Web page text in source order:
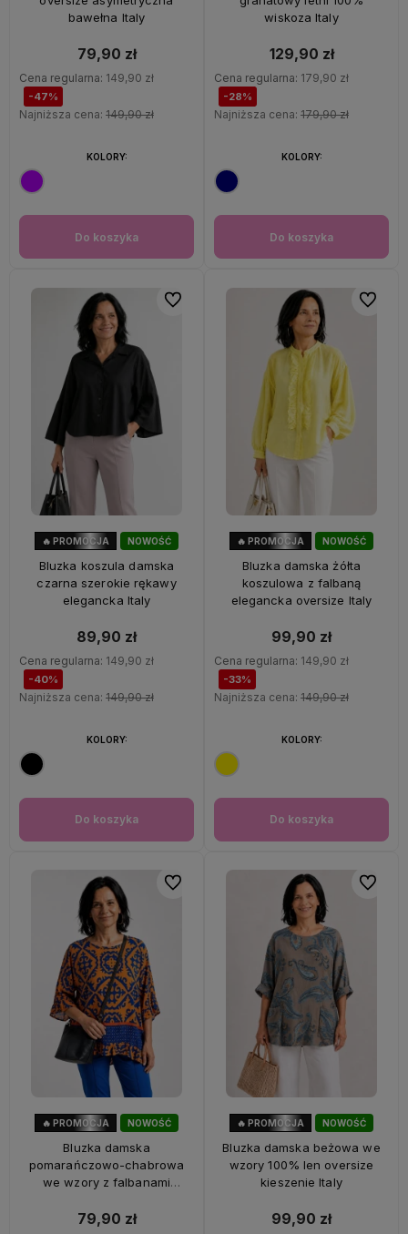
bawełna Italy
79,90 zł
Cena regularna: 149,90 zł
-47%
Najniższa cena: 149,90 zł
Do koszyka
KOLORY:
wiskoza Italy
129,90 zł
Cena regularna: 179,90 zł
-28%
Najniższa cena: 179,90 zł
Do koszyka
KOLORY:
NOWOŚĆ
🔥 PROMOCJA
Bluzka koszula damska
czarna szerokie rękawy
elegancka Italy
89,90 zł
Cena regularna: 149,90 zł
-40%
Najniższa cena: 149,90 zł
Do koszyka
KOLORY:
Do ulubionych
NOWOŚĆ
OKAZJA
🔥 PROMOCJA
Bluzka damska żółta
koszulowa z falbaną
elegancka oversize Italy
99,90 zł
Cena regularna: 149,90 zł
-33%
Najniższa cena: 149,90 zł
Do koszyka
KOLORY:
Do
NOWOŚĆ
🔥 PROMOCJA
Bluzka damska
pomarańczowo-chabrowa
we wzory z falbanami
79,90 zł
Do ulubionych
NOWOŚĆ
OKAZJA
🔥 PROMOCJA
Bluzka damska beżowa we
wzory 100% len oversize
kieszenie Italy
99,90 zł
Do